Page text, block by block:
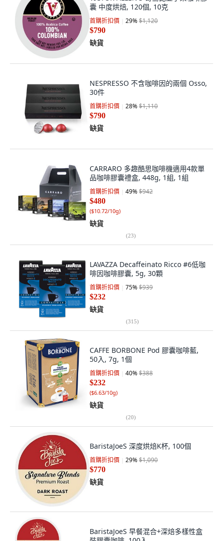
囊 中度烘焙, 120個, 10克
首購折扣價 29%$1,120
$790
缺貨
NESPRESSO 不含咖啡因的兩個 Osso,
30件
首購折扣價 28%$1,110
$790
缺貨
CARRARO 多趣酷思咖啡機適用4款單
品咖啡膠囊禮盒, 448g, 1組, 1組
首購折扣價 49%$942
$480
($10.72/10g)
缺貨
(23)
LAVAZZA Decaffeinato Ricco #6低咖
啡因咖啡膠囊, 5g, 30顆
首購折扣價 75%$939
$232
缺貨
(315)
CAFFE BORBONE Pod 膠囊咖啡藍,
50入, 7g, 1個
首購折扣價 40%$388
$232
($6.63/10g)
缺貨
(20)
BaristaJoeS 深度烘焙K杯, 100個
首購折扣價 29%$1,090
$770
缺貨
BaristaJoeS 早餐混合+深焙多樣性盒